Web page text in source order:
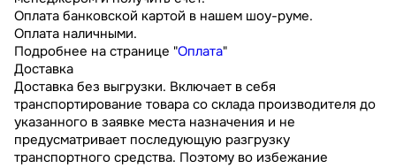
Оплата банковской картой в нашем шоу-руме.
Оплата наличными.
Подробнее на странице "Оплата"
Доставка
Доставка без выгрузки. Включает в себя
транспортирование товара со склада производителя до
указанного в заявке места назначения и не
предусматривает последующую разгрузку
транспортного средства. Поэтому во избежание